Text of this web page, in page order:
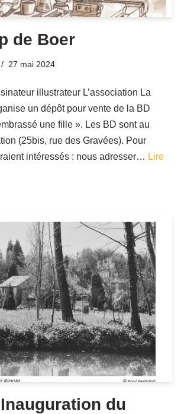
de Boer
27 mai 2024
illustrateur L’association La
un dépôt pour vente de la BD
une fille ». Les BD sont au
(25bis, rue des Gravées). Pour
intéressés : nous adresser… Lire
du